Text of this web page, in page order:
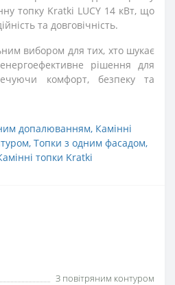
топку Kratki LUCY 14 кВт, що
та довговічність.
вибором для тих, хто шукає
рішення для
комфорт, безпеку та
допалюванням, Камінні
, Топки з одним фасадом,
топки Kratki
З повітряним контуром